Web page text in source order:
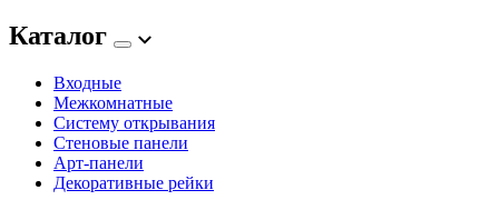
Каталог
Входные
Межкомнатные
Систему открывания
Стеновые панели
Арт-панели
Декоративные рейки